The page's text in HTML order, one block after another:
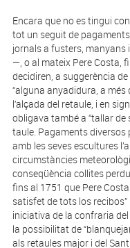
Encara que no es tingui
tot un seguit de
jornals a fusters,
—, o al mateix Pere Costa,
decidiren, a suggerència
“alguna anyadidura, a
l’alçada del retaule, i en
obligava també a “tallar
taule. Pagaments
amb les seves escultures
circumstàncies
conseqüència collites
fins al 1751 que Pere
satisfet de tots los
iniciativa de la confraria
la possibilitat de
als retaules major i del